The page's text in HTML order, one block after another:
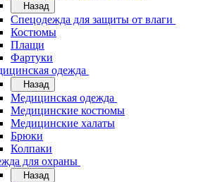
Назад
Спецодежда для защиты от влаги
Костюмы
Плащи
Фартуки
одежда
Назад
Медицинская одежда
Медицинские костюмы
Медицинские халаты
Брюки
Колпаки
для охраны
Назад